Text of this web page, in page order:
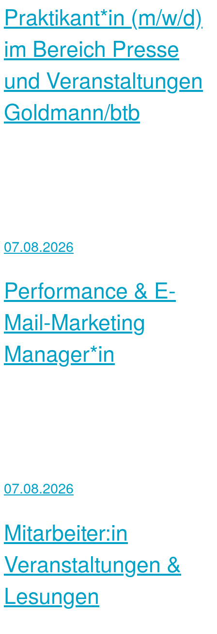
Praktikant*in (m/w/d)
im Bereich Presse
und Veranstaltungen
Goldmann/btb
07.08.2026
Performance & E-
Mail-Marketing
Manager*in
07.08.2026
Mitarbeiter:in
Veranstaltungen &
Lesungen